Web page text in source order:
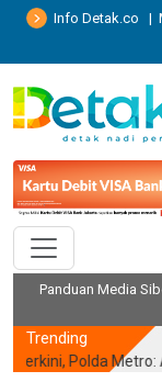
Info Detak.co |
Panduan Media
Trending
Polda Metro: Aman